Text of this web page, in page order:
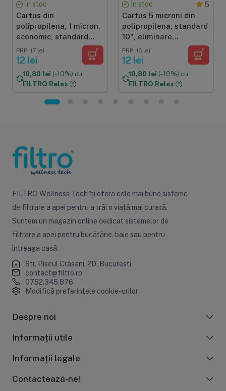
În stoc
Cartus din
polipropilena, 1 micron,
economic, standard
(10"x2.5")
PRP: 17 lei
12 lei
10,80 lei (-10%) cu
FILTRO Relax
În stoc 5
Cartus 5 microni din
polipropilena, standard
10", eliminare
sedimente, dimensiune
25 x 6.5 cm
PRP: 16 lei
12 lei
10,80 lei (-10%) cu
FILTRO Relax
FILTRO Wellness Tech îți oferă cele mai bune sisteme
de filtrare a apei pentru a trăi o viață mai curată.
Suntem un magazin online dedicat sistemelor de
filtrare a apei pentru bucătărie, baie sau pentru
întreaga casă.
Str. Piscul Crăsani, 2D, Bucuresti
contact@filtro.ro
0752.345.876
Modifică preferințele cookie-urilor
Despre noi
Informații utile
Informații legale
Contactează-ne!